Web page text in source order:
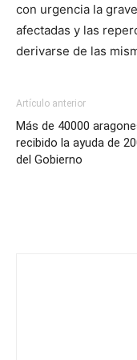
con urgencia la
afectadas y las
derivarse de las
Artículo anterior
Más de 40000
recibido la ayuda de
del Gobierno